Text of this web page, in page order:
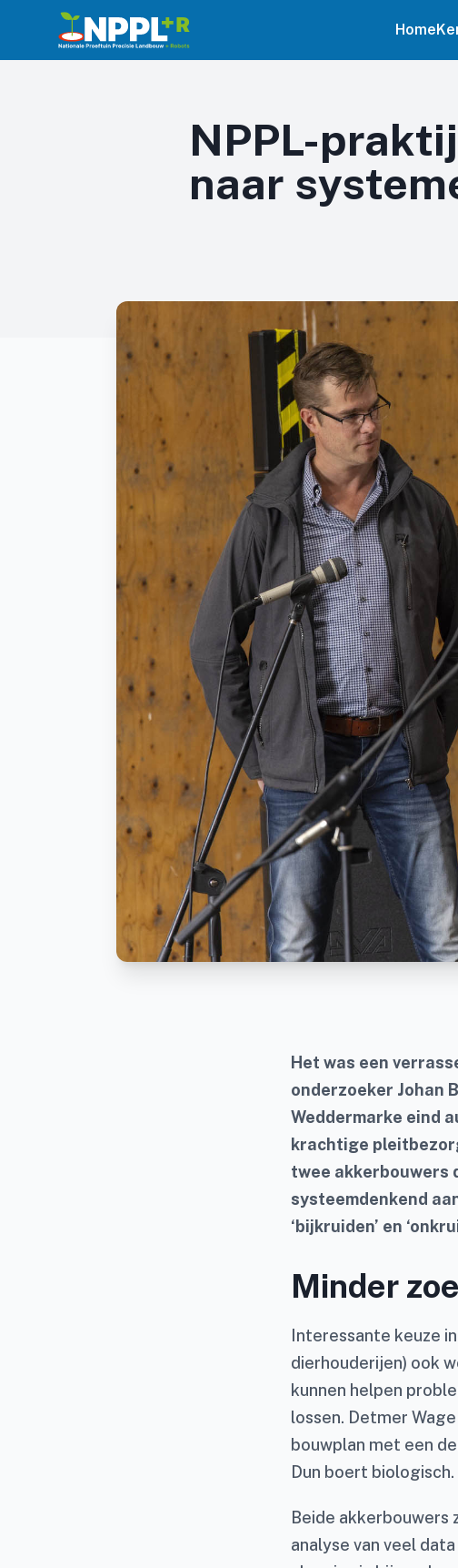
Home
NPPL-
naar
Het was een
onderzoeker Johan
Weddermarke eind
krachtige
twee akkerbouwers
systeemdenkend
‘bijkruiden’ en
Minder
Interessante keuze
dierhouderijen) ook
kunnen helpen
lossen. Detmer
bouwplan met een
Dun boert biologisch.
Beide akkerbouwers
analyse van veel